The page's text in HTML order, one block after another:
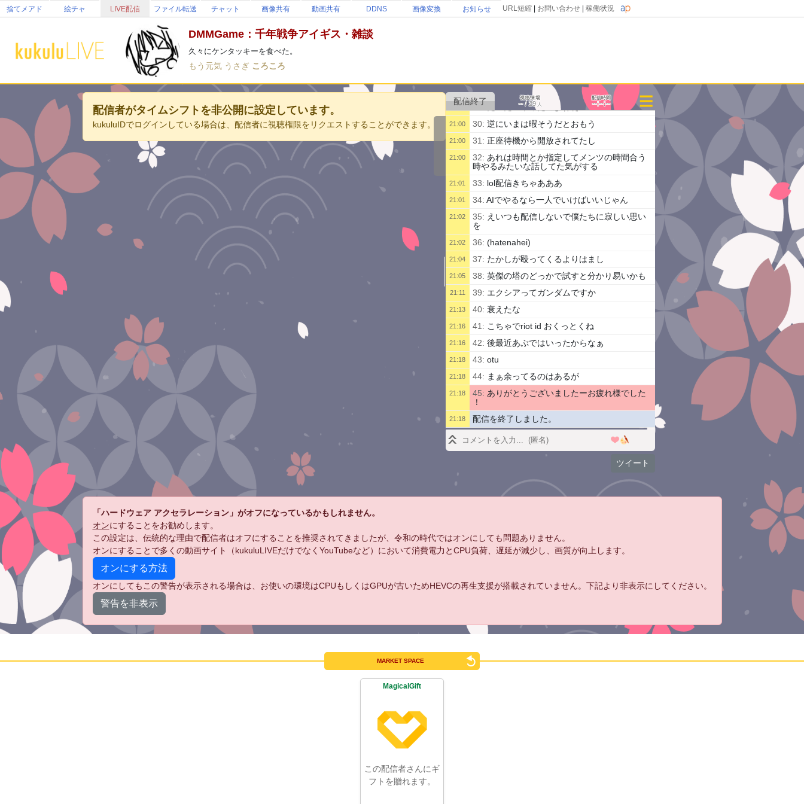
捨てメアド 絵チャ LIVE配信 ファイル転送 チャット 画像共有 動画共有 DDNS 画像変換 お知らせ URL短縮 お問い合わせ 稼働状況
DMMGame：千年戦争アイギス・雑談
久々にケンタッキーを食べた。
もう元気 うさぎ ころころ
配信者がタイムシフトを非公開に設定しています。
kukuluIDでログインしている場合は、配信者に視聴権限をリクエストすることができます。
視聴/来場
--/29人
配信時間
--:--:--
20:58 24:最近使ってない亜神使ったけどつよすぎぃ
！
28:誰もやらなさそうなロールはまかせてくだ
さい
20:59 29: だいたいやったのよねぇ
21:00 30: 逆にいまは暇そうだとおもう
21:00 31: 正座待機から開放されてたし
21:00 32: あれは時間とか指定してメンツの時間合う
時やるみたいな話してた気がする
21:01 33: lol配信きちゃあああ
21:01 34: AIでやるなら一人でいけばいいじゃん
21:02 35: えいつも配信しないで僕たちに寂しい思い
を
21:02 36: (hatenahei)
21:04 37: たかしが殴ってくるよりはまし
21:05 38: 英傑の塔のどっかで試すと分かり易いかも
21:11 39: エクシアってガンダムですか
21:13 40: 衰えたな
21:16 41: こちゃでriot id おくっとくね
21:16 42: 後最近あぷではいったからなぁ
21:18 43: otu
21:18 44: まぁ余ってるのはあるが
21:18 45: ありがとうございましたーお疲れ様でした
！
21:18 配信を終了しました。
ツイート
「ハードウェア アクセラレーション」がオフになっているかもしれません。
オンにすることをお勧めします。
この設定は、伝統的な理由で配信者はオフにすることを推奨されてきましたが、令和の時代ではオンにしても問題ありません。
オンにすることで多くの動画サイト（kukuluLIVEだけでなくYouTubeなど）において消費電力とCPU負荷、遅延が減少し、画質が向上します。
オンにする方法
オンにしてもこの警告が表示される場合は、お使いの環境はCPUもしくはGPUが古いためHEVCの再生支援が搭載されていません。下記より非表示にしてください。
警告を非表示
MARKET SPACE
MagicalGift
この配信者さんにギ
フトを贈れます。